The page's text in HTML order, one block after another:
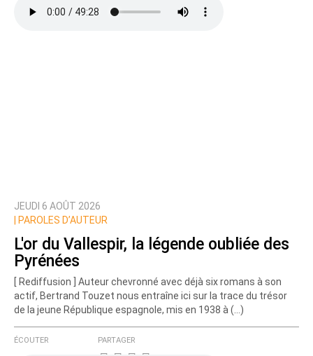
Texte de votre message
Prévenez-moi de tous les nouveaux commentaires
JEUDI 6 AOÛT 2026
PAROLES D’AUTEUR
L'or du Vallespir, la légende oubliée des
Pyrénées
[ Rediffusion ] Auteur chevronné avec déjà six romans à son
actif, Bertrand Touzet nous entraîne ici sur la trace du trésor
de la jeune République espagnole, mis en 1938 à (…)
ÉCOUTER PARTAGER